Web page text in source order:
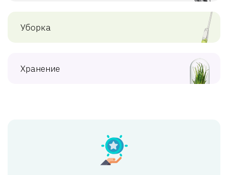
Уборка
Хранение